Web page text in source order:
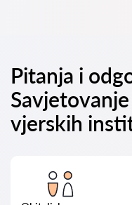
Pitanja i
vjerskih